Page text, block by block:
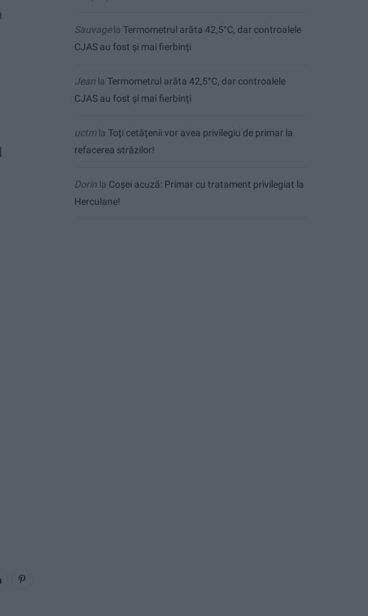
Sauvagela Termometrul arăta 42,5°C, dar controalele
CJAS au fost și mai fierbinți
Jean la Termometrul arăta 42,5°C, dar controalele
CJAS au fost și mai fierbinți
uctmla Toți cetățenii vor avea privilegiu de primar la
refacerea străzilor!
Dorin la Coșei acuză: Primar cu tratament privilegiat la
Herculane!